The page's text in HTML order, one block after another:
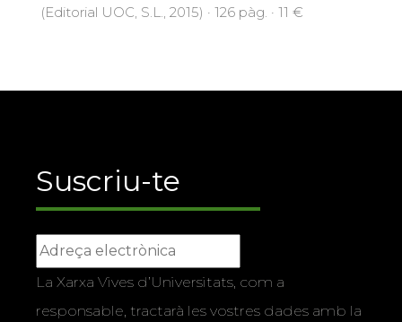
(Editorial UOC, S.L., 2015) · 126 pàg. · 11 €
Suscriu-te
La Xarxa Vives d’Universitats, com a
responsable, tractarà les vostres dades amb la